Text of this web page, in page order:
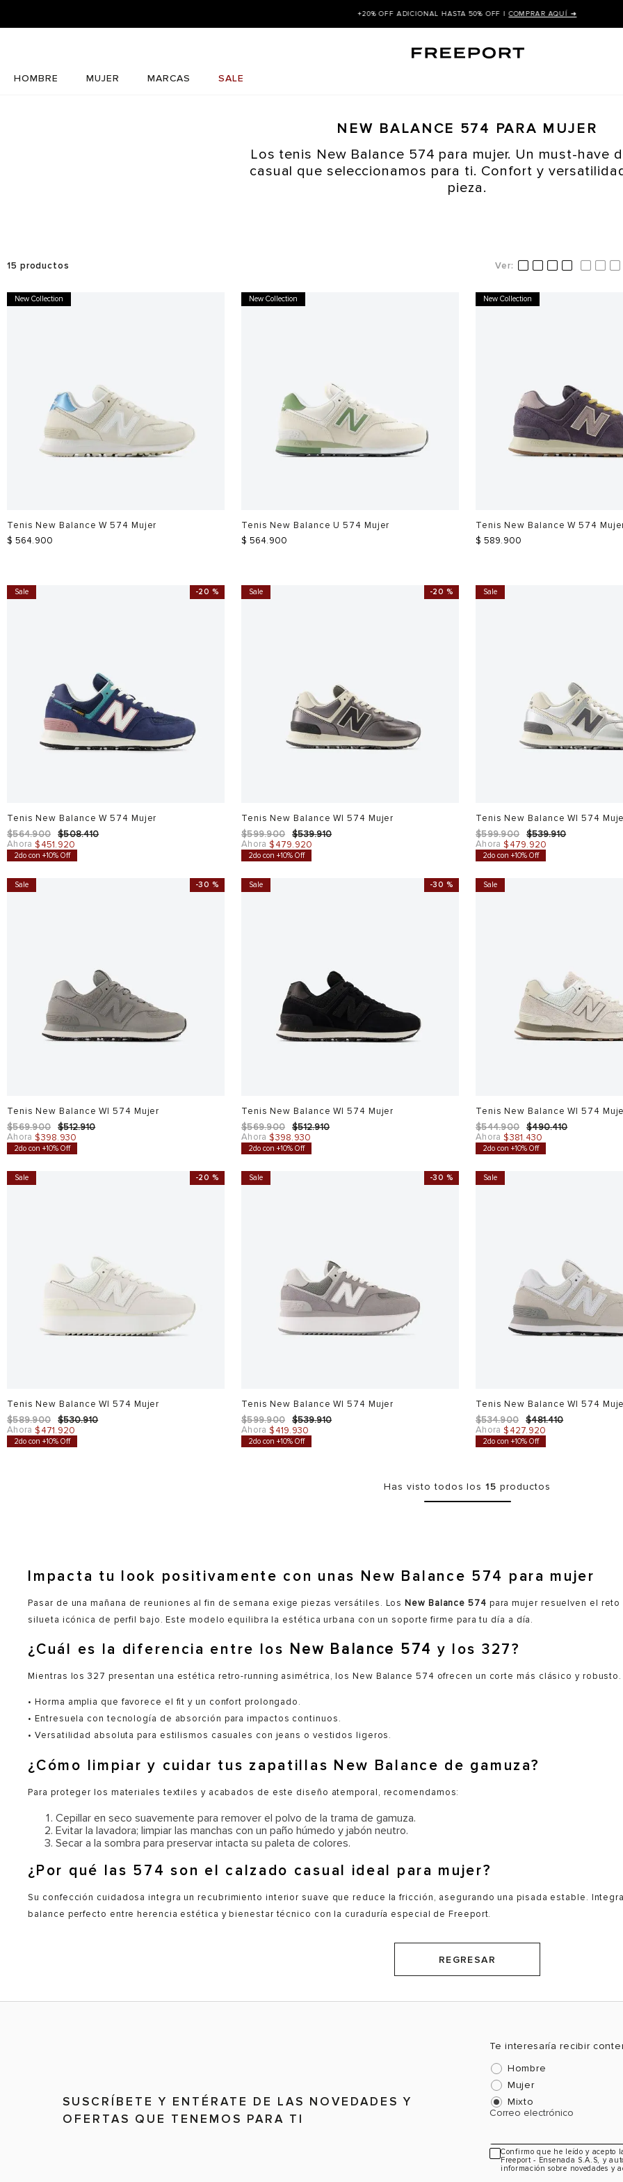
+20% OFF ADICIONAL HASTA 50% OFF |COMPRAR AQUÍ ➜
HOMBRE MUJER MARCAS SALE
NEW BALANCE 574 PARA MUJER
Los tenis New Balance 574 para mujer. Un must-have
casual que seleccionamos para ti. Confort y
pieza.
15 productos
New Collection
Tenis New Balance W 574 Mujer
$ 564.900
New Collection
Tenis New Balance U 574 Mujer
$ 564.900
New Collection
Tenis New Balance W 574
$ 589.900
Sale -20 %
Tenis New Balance W 574 Mujer
$564.900 $508.410
Ahora $451.920
2do con +10% Off
Sale -20 %
Tenis New Balance Wl 574 Mujer
$599.900 $539.910
Ahora $479.920
2do con +10% Off
Sale
Tenis New Balance Wl 574
$599.900 $539.910
Ahora $479.920
2do con +10% Off
Sale -30 %
Tenis New Balance Wl 574 Mujer
$569.900 $512.910
Ahora $398.930
2do con +10% Off
Sale -30 %
Tenis New Balance Wl 574 Mujer
$569.900 $512.910
Ahora $398.930
2do con +10% Off
Sale
Tenis New Balance Wl 574
$544.900 $490.410
Ahora $381.430
2do con +10% Off
Sale -20 %
Tenis New Balance Wl 574 Mujer
$589.900 $530.910
Ahora $471.920
2do con +10% Off
Sale -30 %
Tenis New Balance Wl 574 Mujer
$599.900 $539.910
Ahora $419.930
2do con +10% Off
Sale
Tenis New Balance Wl 574
$534.900 $481.410
Ahora $427.920
2do con +10% Off
Has visto todos los15 productos
Impacta tu look positivamente con unas New Balance 574 para mujer
Pasar de una mañana de reuniones al fin de semana exige piezas versátiles. Los New Balance 574 para mujer resuelven el
silueta icónica de perfil bajo. Este modelo equilibra la estética urbana con un soporte firme para tu día a día.
¿Cuál es la diferencia entre los New Balance 574 y los 327?
Mientras los 327 presentan una estética retro-running asimétrica, los New Balance 574 ofrecen un corte más clásico y
• Horma amplia que favorece el fit y un confort prolongado.
• Entresuela con tecnología de absorción para impactos continuos.
• Versatilidad absoluta para estilismos casuales con jeans o vestidos ligeros.
¿Cómo limpiar y cuidar tus zapatillas New Balance de gamuza?
Para proteger los materiales textiles y acabados de este diseño atemporal, recomendamos:
Cepillar en seco suavemente para remover el polvo de la trama de gamuza.
Evitar la lavadora; limpiar las manchas con un paño húmedo y jabón neutro.
Secar a la sombra para preservar intacta su paleta de colores.
¿Por qué las 574 son el calzado casual ideal para mujer?
Su confección cuidadosa integra un recubrimiento interior suave que reduce la fricción, asegurando una pisada estable.
balance perfecto entre herencia estética y bienestar técnico con la curaduría especial de Freeport.
REGRESAR
SUSCRÍBETE Y ENTÉRATE DE LAS NOVEDADES Y
OFERTAS QUE TENEMOS PARA TI
Te interesaría recibir
Hombre
Mujer
Mixto
Correo electrónico
Confirmo que he leído y acepto
Freeport - Ensenada S.A.S, y
información sobre novedades y